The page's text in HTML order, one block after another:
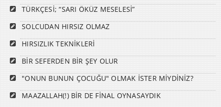
TÜRKÇESİ; “SARI ÖKÜZ MESELESİ”
SOLCUDAN HIRSIZ OLMAZ
HIRSIZLIK TEKNİKLERİ
BİR SEFERDEN BİR ŞEY OLUR
"ONUN BUNUN ÇOCUĞU" OLMAK İSTER MİYDİNİZ?
MAAZALLAH(!) BİR DE FİNAL OYNASAYDIK